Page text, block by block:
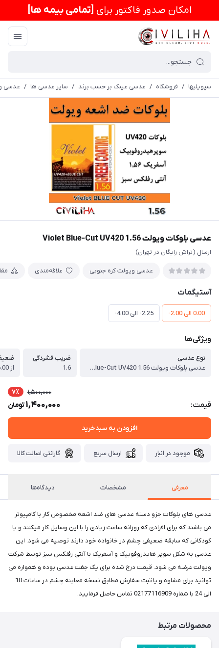
امكان صدور فاکتور برای [تمامی بیمه ها]
سیویلیها / فروشگاه / عدسی عینک بر حسب برند / سایر عدسی ها / عدسی
عدسی بلوکات ویولت 1.56 Violet Blue-Cut UV420
ارسال (تراش رایگان در تهران)
عدسی ویولت کره جنوبی علاقه‌مندی
آستیگمات
0.00 الی 2.00- 2.25- الی 4.00-
ویژگی‌ها
نوع عدسی
عدسی بلوکات ویولت 1.56 Violet Blue-Cut UV420
ضریب فشردگی
1.6
از 6.00- الی 4.00+
قیمت:
1,500,000 7٪
1,400,000تومان
افزودن به سبدخرید
موجود در انبار ارسال سریع گارانتی اصالت کالا
معرفی مشخصات دیدگاه‌ها
عدسی های بلوکات جزو دسته عدسی های ضد اشعه مخصوص کار با کامپیوتر
می باشند که برای افرادی که روزانه ساعت زیادی را با این وسایل کار میکنند و یا
کودکانی که سابقه ضعیفی چشم در خانواده خود دارند توصیه می شود. این
عدسی به شکل سوپر هایدروفوبیک و آسفریک با آنتی رفلکس سبز توسط شرکت
ویولت عرضه می شود. قیمت درج شده برای یک جفت عدسی بوده و همواره می
توانید برای مشاوه و یا ثبت سفارش مطابق نسخه معاینه چشم در ساعات 10
الی 24 با شماره 02177116909 تماس حاصل فرمایید.
محصولات مرتبط